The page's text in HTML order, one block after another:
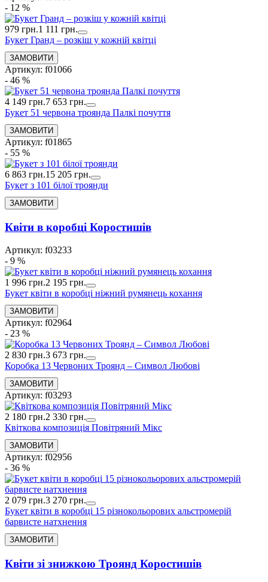
- 12 %
979 грн.1 111 грн.
Букет Гранд – розкіш у кожній квітці
Артикул: f01066
- 46 %
4 149 грн.7 653 грн.
Букет 51 червона троянда Палкі почуття
Артикул: f01865
- 55 %
6 863 грн.15 205 грн.
Букет з 101 білої троянди
Квіти в коробці Коростишів
Артикул: f03233
- 9 %
1 996 грн.2 195 грн.
Букет квіти в коробці ніжний румянець кохання
Артикул: f02964
- 23 %
2 830 грн.3 673 грн.
Коробка 13 Червоних Троянд – Символ Любові
Артикул: f03293
2 180 грн.2 330 грн.
Квіткова композиція Повітряний Мікс
Артикул: f02956
- 36 %
2 079 грн.3 270 грн.
Букет квіти в коробці 15 різнокольорових альстромерій
барвисте натхнення
Квіти зі знижкою Троянд Коростишів